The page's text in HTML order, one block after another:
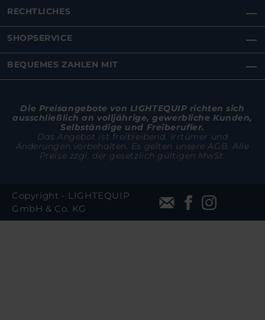
RECHTLICHES
SHOPSERVICE
BEQUEMES ZAHLEN MIT
Die Preisangebote von LIGHTEQUIP richten sich
ausschließlich an volljährige, gewerbliche Kunden,
Selbständige und Freiberufler.
Das Angebot ist freibleibend. Irrtümer und
Änderungen vorbehalten. Es gelten unsere AGB. Alle
Preise zzgl. der gesetzlich gültigen MwSt.
Copyright - LIGHTEQUIP
GmbH & Co. KG